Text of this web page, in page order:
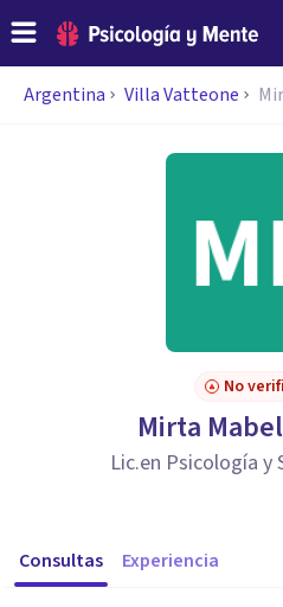
Argentina Villa Vatteone
No
Mirta
Lic.en Psicología y
Consultas Experiencia